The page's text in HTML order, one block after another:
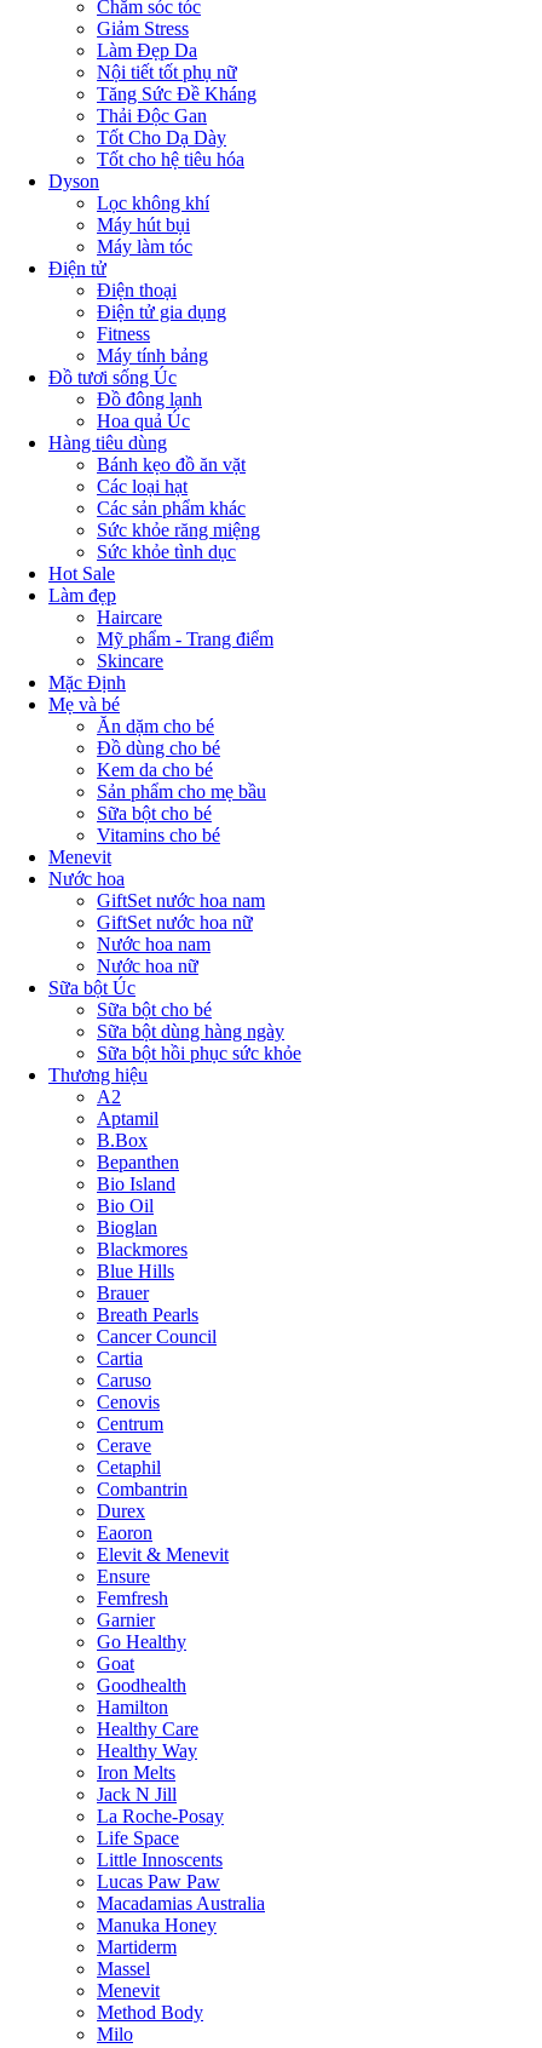
Chăm sóc tóc
Giảm Stress
Làm Đẹp Da
Nội tiết tốt phụ nữ
Tăng Sức Đề Kháng
Thải Độc Gan
Tốt Cho Dạ Dày
Tốt cho hệ tiêu hóa
Dyson
Lọc không khí
Máy hút bụi
Máy làm tóc
Điện tử
Điện thoại
Điện tử gia dụng
Fitness
Máy tính bảng
Đồ tươi sống Úc
Đồ đông lạnh
Hoa quả Úc
Hàng tiêu dùng
Bánh kẹo đồ ăn vặt
Các loại hạt
Các sản phẩm khác
Sức khỏe răng miệng
Sức khỏe tình dục
Hot Sale
Làm đẹp
Haircare
Mỹ phẩm - Trang điểm
Skincare
Mặc Định
Mẹ và bé
Ăn dặm cho bé
Đồ dùng cho bé
Kem da cho bé
Sản phẩm cho mẹ bầu
Sữa bột cho bé
Vitamins cho bé
Menevit
Nước hoa
GiftSet nước hoa nam
GiftSet nước hoa nữ
Nước hoa nam
Nước hoa nữ
Sữa bột Úc
Sữa bột cho bé
Sữa bột dùng hàng ngày
Sữa bột hồi phục sức khỏe
Thương hiệu
A2
Aptamil
B.Box
Bepanthen
Bio Island
Bio Oil
Bioglan
Blackmores
Blue Hills
Brauer
Breath Pearls
Cancer Council
Cartia
Caruso
Cenovis
Centrum
Cerave
Cetaphil
Combantrin
Durex
Eaoron
Elevit & Menevit
Ensure
Femfresh
Garnier
Go Healthy
Goat
Goodhealth
Hamilton
Healthy Care
Healthy Way
Iron Melts
Jack N Jill
La Roche-Posay
Life Space
Little Innoscents
Lucas Paw Paw
Macadamias Australia
Manuka Honey
Martiderm
Massel
Menevit
Method Body
Milo